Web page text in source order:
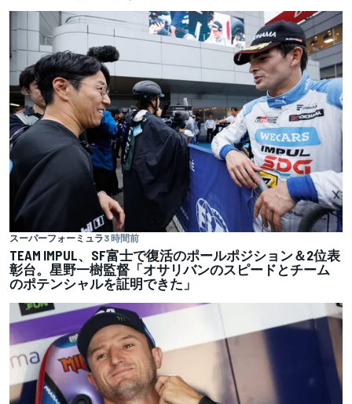
スーパーフォーミュラ3 時間前
TEAM IMPUL、SF富士で復活のポールポジション＆2位表
彰台。星野一樹監督「オサリバンのスピードとチーム
のポテンシャルを証明できた」